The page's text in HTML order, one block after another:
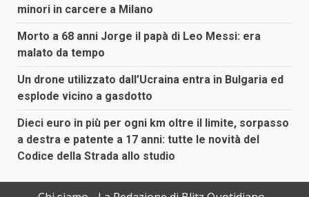
minori in carcere a Milano
Morto a 68 anni Jorge il papà di Leo Messi: era
malato da tempo
Un drone utilizzato dall’Ucraina entra in Bulgaria ed
esplode vicino a gasdotto
Dieci euro in più per ogni km oltre il limite, sorpasso
a destra e patente a 17 anni: tutte le novità del
Codice della Strada allo studio